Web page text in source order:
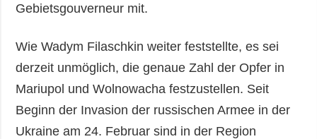
Gebietsgouverneur mit.
Wie Wadym Filaschkin weiter feststellte, es sei
derzeit unmöglich, die genaue Zahl der Opfer in
Mariupol und Wolnowacha festzustellen. Seit
Beginn der Invasion der russischen Armee in der
Ukraine am 24. Februar sind in der Region